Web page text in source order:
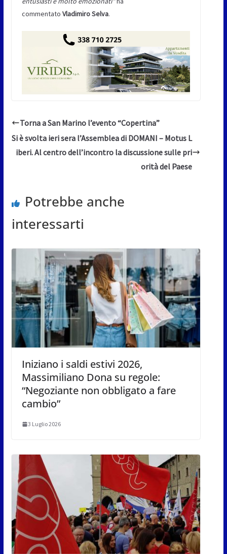
commentato Vladimiro Selva.
Torna a San Marino l’evento “Copertina”
Si è svolta ieri sera l’Assemblea di DOMANI – Motus L
iberi. Al centro dell’incontro la discussione sulle pri
orità del Paese
Potrebbe anche
interessarti
Iniziano i saldi estivi 2026,
Massimiliano Dona su regole:
“Negoziante non obbligato a fare
cambio”
3 Luglio 2026